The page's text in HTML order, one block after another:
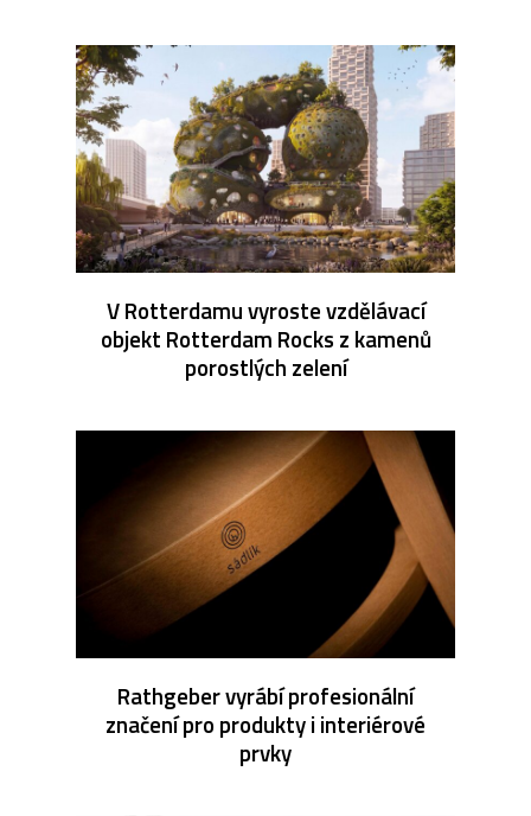
V Rotterdamu vyroste vzdělávací
objekt Rotterdam Rocks z kamenů
porostlých zelení
Rathgeber vyrábí profesionální
značení pro produkty i interiérové
prvky